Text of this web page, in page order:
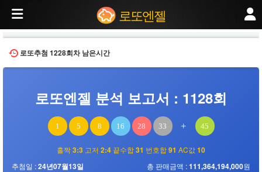
2024년07월13일 추첨된 제1128회 로또 당첨번호 분석. 번호 분포, 홀짝 비율, 고저
로또엔젤
로또추첨 1228회차남은시간
로또엔젤 분석 보고서 : 1128회
1 5 8 16 28 33 + 45
홀짝3:3 고저 2:4 끝수합31 번호합91 AC값10
추첨일 :24년07월13일 총 판매금액 :111,364,194,000원